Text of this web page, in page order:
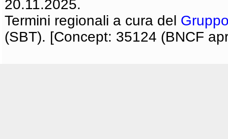
20.11.2025.
Termini regionali a cura del
(SBT). [Concept: 35124 (BNCF